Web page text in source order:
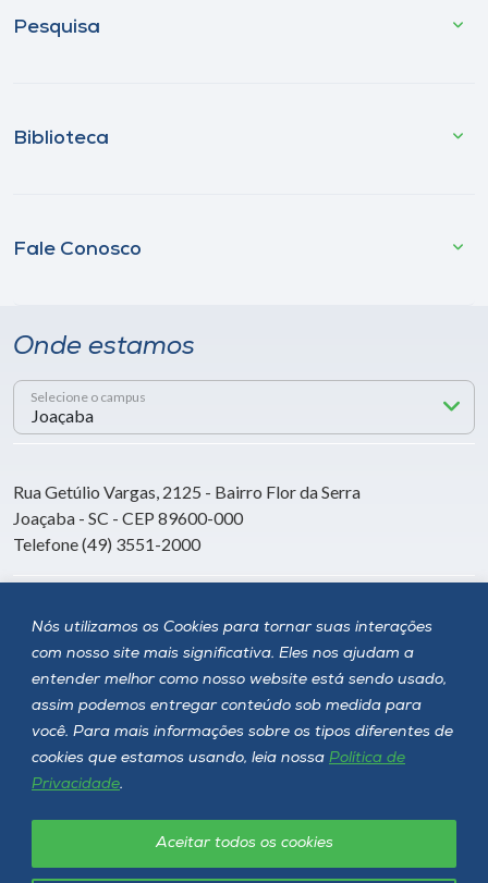
Nós utilizamos os Cookies para tornar suas interações
com nosso site mais significativa. Eles nos ajudam a
entender melhor como nosso website está sendo usado,
assim podemos entregar conteúdo sob medida para
você. Para mais informações sobre os tipos diferentes de
cookies que estamos usando, leia nossa Política de
Privacidade.
Aceitar todos os cookies
Pesquisa
Biblioteca
Fale Conosco
Onde estamos
Selecione o campus
Rua Getúlio Vargas, 2125 - Bairro Flor da Serra
Joaçaba - SC - CEP 89600-000
Telefone (49) 3551-2000
Siga a Unoesc
Política de privacidade LGPD